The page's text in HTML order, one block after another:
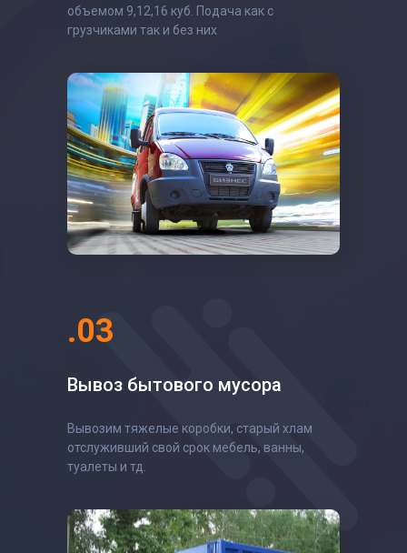
объемом 9,12,16 куб. Подача как с
грузчиками так и без них
.03
Вывоз бытового мусора
Вывозим тяжелые коробки, старый хлам
отслуживший свой срок мебель, ванны,
туалеты и тд.